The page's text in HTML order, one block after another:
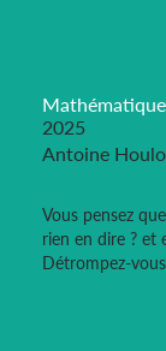
2025
Antoine
Vous pensez
rien en dire ? et
Détrompez-